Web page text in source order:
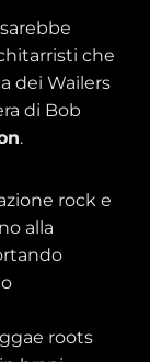
che
dei Wailers
di Bob
.
rock e
alla
roots